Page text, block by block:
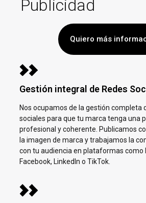
Publicidad
Quiero más
Gestión integral de Redes
Nos ocupamos de la gestión completa
sociales para que tu marca tenga una
profesional y coherente. Publicamos
la imagen de marca y trabajamos la
con tu audiencia en plataformas como
Facebook, LinkedIn o TikTok.